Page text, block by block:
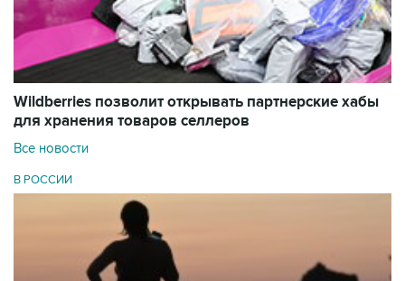
Wildberries позволит открывать партнерские хабы
для хранения товаров селлеров
Все новости
В РОССИИ